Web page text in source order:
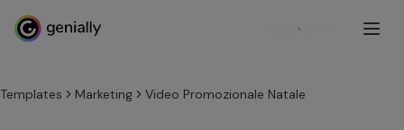
Registrati
Templates Marketing Video Promozionale Natale